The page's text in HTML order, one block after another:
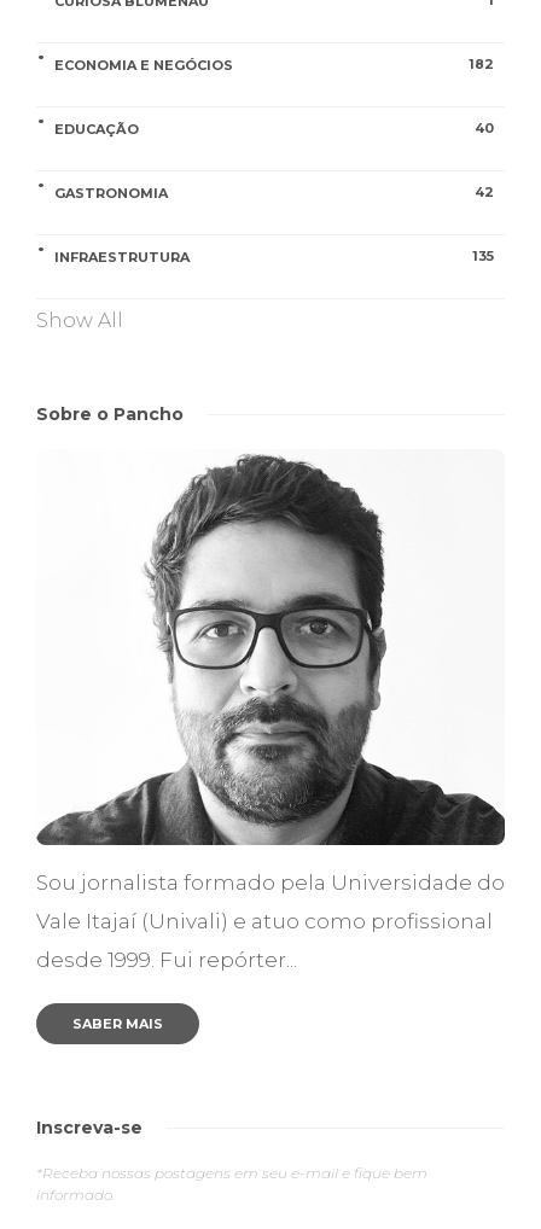
ECONOMIA E NEGÓCIOS 182
EDUCAÇÃO 40
GASTRONOMIA 42
INFRAESTRUTURA 135
Show All
Sobre o Pancho
Sou jornalista formado pela Universidade do
Vale Itajaí (Univali) e atuo como profissional
desde 1999. Fui repórter...
SABER MAIS
Inscreva-se
*Receba nossas postagens em seu e-mail e fique bem
informado.